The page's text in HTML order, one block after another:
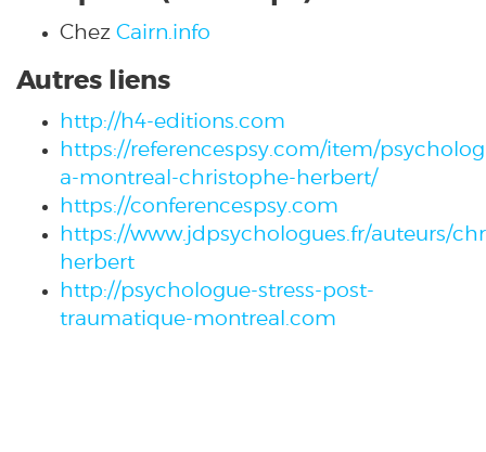
Chez Cairn.info
Autres liens
http://h4-editions.com
https://referencespsy.com/item/
a-montreal-christophe-herbert/
https://conferencespsy.com
https://www.jdpsychologues.fr/auteurs/
herbert
http://psychologue-stress-post-
traumatique-montreal.com